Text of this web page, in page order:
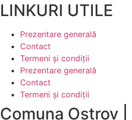
LINKURI UTILE
Prezentare generală
Contact
Termeni și condiții
Prezentare generală
Contact
Termeni și condiții
Comuna Ostrov